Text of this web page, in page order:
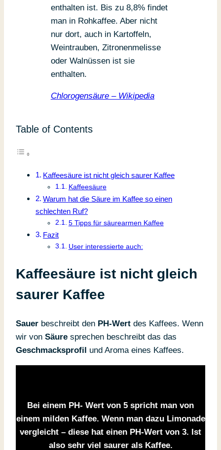
enthalten ist. Bis zu 8,8% findet
man in Rohkaffee. Aber nicht
nur dort, auch in Kartoffeln,
Weintrauben, Zitronenmelisse
oder Walnüssen ist sie
enthalten.
Chlorogensäure – Wikipedia
Table of Contents
Kaffeesäure ist nicht gleich saurer Kaffee
Kaffeesäure
Warum hat die Säure im Kaffee so einen
schlechten Ruf?
5 Tipps für säurearmen Kaffee
Fazit
User interessierte auch:
Kaffeesäure ist nicht gleich
saurer Kaffee
Sauer beschreibt den PH-Wert des Kaffees. Wenn
wir von Säure sprechen beschreibt das das
Geschmacksprofil und Aroma eines Kaffees.
Bei einem PH- Wert von 5 spricht man von
einem milden Kaffee. Wenn man dazu Limonade
vergleicht – diese hat einen PH-Wert von 3. Ist
also sehr viel saurer als Kaffee.